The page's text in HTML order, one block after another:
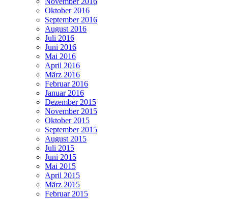
Oktober 2016
September 2016
August 2016
Juli 2016
Juni 2016
Mai 2016
April 2016
März 2016
Februar 2016
Januar 2016
Dezember 2015
November 2015
Oktober 2015
September 2015
August 2015
Juli 2015
Juni 2015
Mai 2015
April 2015
März 2015
Februar 2015